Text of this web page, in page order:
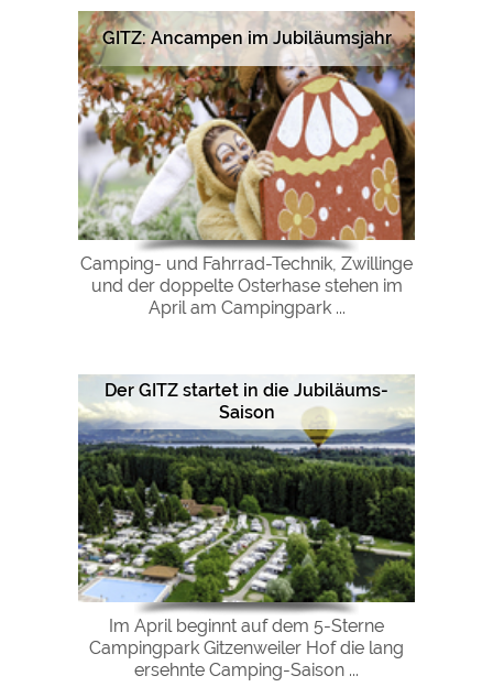
GITZ: Ancampen im Jubiläumsjahr
Camping- und Fahrrad-Technik, Zwillinge
und der doppelte Osterhase stehen im
April am Campingpark ...
Der GITZ startet in die Jubiläums-
Saison
Im April beginnt auf dem 5-Sterne
Campingpark Gitzenweiler Hof die lang
ersehnte Camping-Saison ...